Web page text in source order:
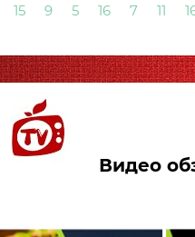
15 9 5 16 7 11
Видео